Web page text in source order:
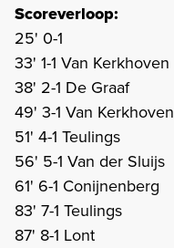
Scoreverloop:
25' 0-1
33' 1-1 Van Kerkhoven
38' 2-1 De Graaf
49' 3-1 Van Kerkhoven
51' 4-1 Teulings
56' 5-1 Van der Sluijs
61' 6-1 Conijnenberg
83' 7-1 Teulings
87' 8-1 Lont